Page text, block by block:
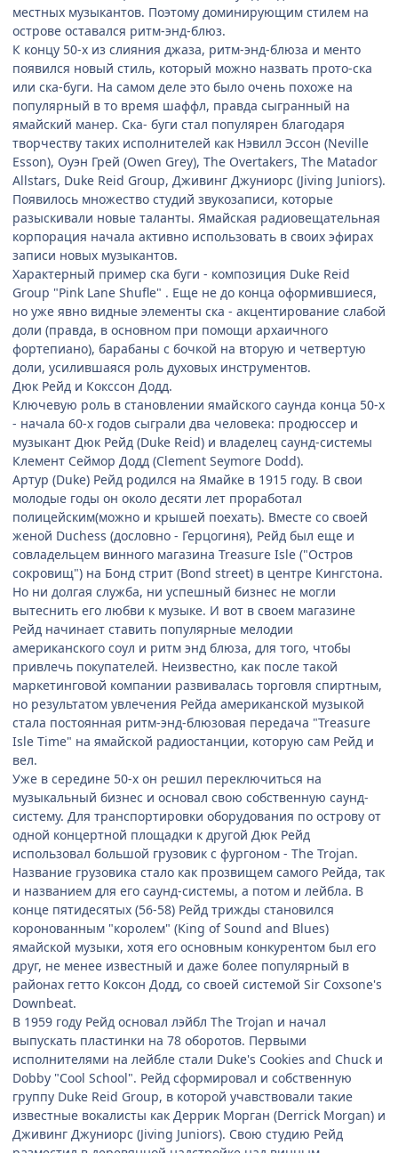
местных музыкантов. Поэтому доминирующим стилем на
острове оставался ритм-энд-блюз.
К концу 50-х из слияния джаза, ритм-энд-блюза и менто
появился новый стиль, который можно назвать прото-ска
или ска-буги. На самом деле это было очень похоже на
популярный в то время шаффл, правда сыгранный на
ямайский манер. Ска- буги стал популярен благодаря
творчеству таких исполнителей как Нэвилл Эссон (Neville
Esson), Оуэн Грей (Owen Grey), The Overtakers, The Matador
Allstars, Duke Reid Group, Дживинг Джуниорс (Jiving Juniors).
Появилось множество студий звукозаписи, которые
разыскивали новые таланты. Ямайская радиовещательная
корпорация начала активно использовать в своих эфирах
записи новых музыкантов.
Характерный пример ска буги - композиция Duke Reid
Group "Pink Lane Shufle" . Еще не до конца оформившиеся,
но уже явно видные элементы ска - акцентирование слабой
доли (правда, в основном при помощи архаичного
фортепиано), барабаны с бочкой на вторую и четвертую
доли, усилившаяся роль духовых инструментов.
Дюк Рейд и Кокссон Додд.
Ключевую роль в становлении ямайского саунда конца 50-х
- начала 60-х годов сыграли два человека: продюссер и
музыкант Дюк Рейд (Duke Reid) и владелец саунд-системы
Клемент Сеймор Додд (Clement Seymore Dodd).
Артур (Duke) Рейд родился на Ямайке в 1915 году. В свои
молодые годы он около десяти лет проработал
полицейским(можно и крышей поехать). Вместе со своей
женой Duchess (дословно - Герцогиня), Рейд был еще и
совладельцем винного магазина Treasure Isle ("Остров
сокровищ") на Бонд стрит (Bond street) в центре Кингстона.
Но ни долгая служба, ни успешный бизнес не могли
вытеснить его любви к музыке. И вот в своем магазине
Рейд начинает ставить популярные мелодии
американского соул и ритм энд блюза, для того, чтобы
привлечь покупателей. Неизвестно, как после такой
маркетинговой компании развивалась торговля спиртным,
но результатом увлечения Рейда американской музыкой
стала постоянная ритм-энд-блюзовая передача "Treasure
Isle Time" на ямайской радиостанции, которую сам Рейд и
вел.
Уже в середине 50-х он решил переключиться на
музыкальный бизнес и основал свою собственную саунд-
систему. Для транспортировки оборудования по острову от
одной концертной площадки к другой Дюк Рейд
использовал большой грузовик с фургоном - The Trojan.
Название грузовика стало как прозвищем самого Рейда, так
и названием для его саунд-системы, а потом и лейбла. В
конце пятидесятых (56-58) Рейд трижды становился
коронованным "королем" (King of Sound and Blues)
ямайской музыки, хотя его основным конкурентом был его
друг, не менее известный и даже более популярный в
районах гетто Коксон Додд, со своей системой Sir Coxsone's
Downbeat.
В 1959 году Рейд основал лэйбл The Trojan и начал
выпускать пластинки на 78 оборотов. Первыми
исполнителями на лейбле стали Duke's Cookies and Chuck и
Dobby "Cool School". Рейд сформировал и собственную
группу Duke Reid Group, в которой учавствовали такие
известные вокалисты как Деррик Морган (Derrick Morgan) и
Дживинг Джуниорс (Jiving Juniors). Свою студию Рейд